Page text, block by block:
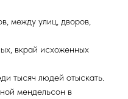
между улиц, дворов,
вкрай исхоженных
тысяч людей отыскать.
мендельсон в